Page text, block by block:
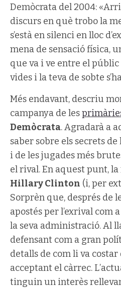
Demòcrata del 2004:
discurs en què trobo la
s’està en silenci en lloc
mena de sensació física,
que va i ve entre el públic
vides i la teva de sobte
Més endavant, descriu
campanya de les
Demòcrata. Agradarà a
saber sobre els secrets
i de les jugades més
el rival. En aquest punt,
Hillary Clinton (i, per
Sorprèn que, després de
apostés per l’exrival com
la seva administració. Al
defensant com a gran
detalls de com li va
acceptant el càrrec.
tinguin un interès